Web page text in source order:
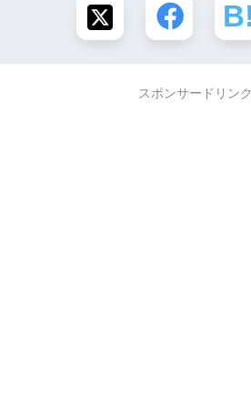
スポンサードリン